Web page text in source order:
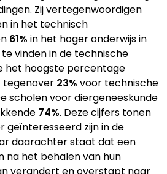
Zij vertegenwoordigen
in het technisch
61%in het hoger onderwijs in
vinden in de technische
het hoogste percentage
tegenover23%voor technische
scholen voor diergeneeskunde
74%. Deze cijfers tonen
geïnteresseerd zijn in de
daarachter staat dat een
na het behalen van hun